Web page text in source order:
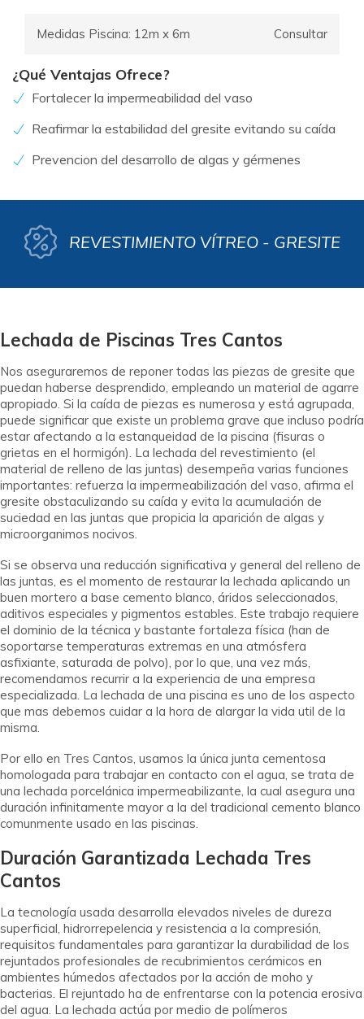
Medidas Piscina: 12m x 6m Consultar
¿Qué Ventajas Ofrece?
Fortalecer la impermeabilidad del vaso
Reafirmar la estabilidad del gresite evitando su caída
Prevencion del desarrollo de algas y gérmenes
REVESTIMIENTO VÍTREO - GRESITE
Lechada de Piscinas Tres Cantos
Nos aseguraremos de reponer todas las piezas de gresite que
puedan haberse desprendido, empleando un material de agarre
apropiado. Si la caída de piezas es numerosa y está agrupada,
puede significar que existe un problema grave que incluso podría
estar afectando a la estanqueidad de la piscina (fisuras o
grietas en el hormigón). La lechada del revestimiento (el
material de relleno de las juntas) desempeña varias funciones
importantes: refuerza la impermeabilización del vaso, afirma el
gresite obstaculizando su caída y evita la acumulación de
suciedad en las juntas que propicia la aparición de algas y
microorganimos nocivos.
Si se observa una reducción significativa y general del relleno de
las juntas, es el momento de restaurar la lechada aplicando un
buen mortero a base cemento blanco, áridos seleccionados,
aditivos especiales y pigmentos estables. Este trabajo requiere
el dominio de la técnica y bastante fortaleza física (han de
soportarse temperaturas extremas en una atmósfera
asfixiante, saturada de polvo), por lo que, una vez más,
recomendamos recurrir a la experiencia de una empresa
especializada. La lechada de una piscina es uno de los aspecto
que mas debemos cuidar a la hora de alargar la vida util de la
misma.
Por ello en Tres Cantos, usamos la única junta cementosa
homologada para trabajar en contacto con el agua, se trata de
una lechada porcelánica impermeabilizante, la cual asegura una
duración infinitamente mayor a la del tradicional cemento blanco
comunmente usado en las piscinas.
Duración Garantizada Lechada Tres
Cantos
La tecnología usada desarrolla elevados niveles de dureza
superficial, hidrorrepelencia y resistencia a la compresión,
requisitos fundamentales para garantizar la durabilidad de los
rejuntados profesionales de recubrimientos cerámicos en
ambientes húmedos afectados por la acción de moho y
bacterias. El rejuntado ha de enfrentarse con la potencia erosiva
del agua. La lechada actúa por medio de polímeros